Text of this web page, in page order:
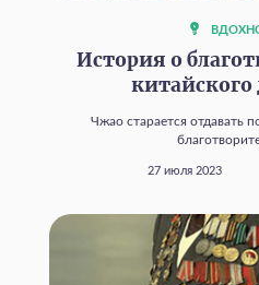
История о
китайского
Чжао старается отдавать
27 июля 2023